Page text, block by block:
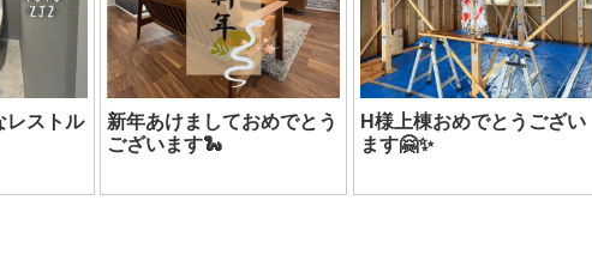
レストル
新年あけましておめでとう
ございます🐍
H様上棟おめでとうござい
ます🤗✨